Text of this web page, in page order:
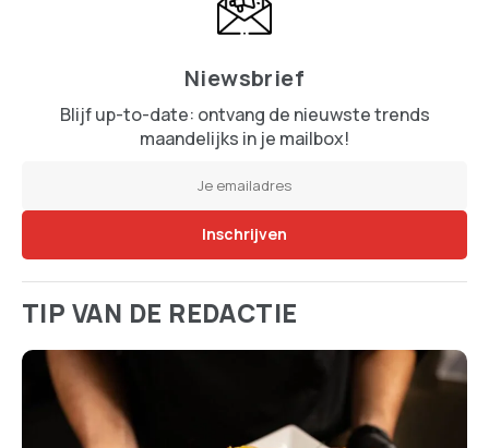
Niewsbrief
Blijf up-to-date: ontvang de nieuwste trends
maandelijks in je mailbox!
TIP VAN DE REDACTIE